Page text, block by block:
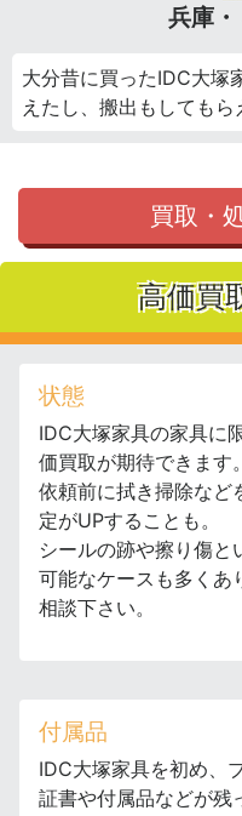
兵庫
大分昔に買ったIDC大塚
えたし、搬出もしてもら
買取・
高価買
状態
IDC大塚家具の家具に
価買取が期待できます
依頼前に拭き掃除など
定がUPすることも。
シールの跡や擦り傷と
可能なケースも多くあ
相談下さい。
付属品
IDC大塚家具を初め、
証書や付属品などが残